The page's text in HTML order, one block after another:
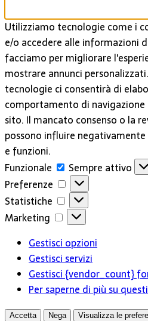
Utilizziamo tecnologie come i
e/o accedere alle informazioni
facciamo per migliorare
mostrare annunci
tecnologie ci consentirà di
comportamento di navigazione
sito. Il mancato consenso o la
possono influire
e funzioni.
Funzionale
Funzionale
Sempre attivo
Preferenze
Preferenze
Statistiche
Statistiche
Marketing
Marketing
Gestisci opzioni
Gestisci servizi
Gestisci {vendor_count}
Per saperne di più su
Accetta Nega Visualizza le